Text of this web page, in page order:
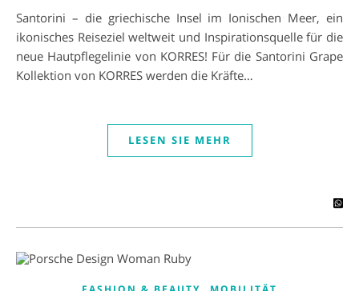
Santorini – die griechische Insel im Ionischen Meer, ein
ikonisches Reiseziel weltweit und Inspirationsquelle für die
neue Hautpflegelinie von KORRES! Für die Santorini Grape
Kollektion von KORRES werden die Kräfte…
LESEN SIE MEHR